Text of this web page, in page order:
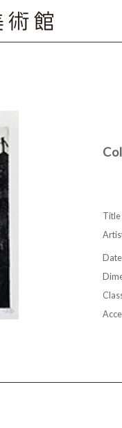
Title
Date